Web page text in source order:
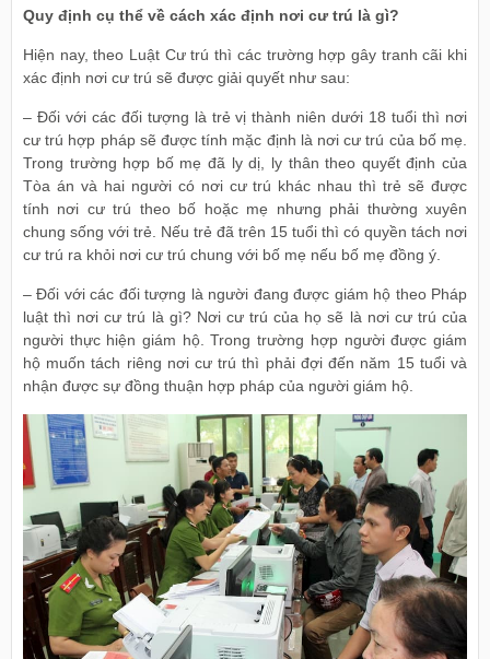
Quy định cụ thể về cách xác định nơi cư trú là gì?
Hiện nay, theo Luật Cư trú thì các trường hợp gây tranh cãi khi
xác định nơi cư trú sẽ được giải quyết như sau:
– Đối với các đối tượng là trẻ vị thành niên dưới 18 tuổi thì nơi
cư trú hợp pháp sẽ được tính mặc định là nơi cư trú của bố mẹ.
Trong trường hợp bố mẹ đã ly dị, ly thân theo quyết định của
Tòa án và hai người có nơi cư trú khác nhau thì trẻ sẽ được
tính nơi cư trú theo bố hoặc mẹ nhưng phải thường xuyên
chung sống với trẻ. Nếu trẻ đã trên 15 tuổi thì có quyền tách nơi
cư trú ra khỏi nơi cư trú chung với bố mẹ nếu bố mẹ đồng ý.
– Đối với các đối tượng là người đang được giám hộ theo Pháp
luật thì nơi cư trú là gì? Nơi cư trú của họ sẽ là nơi cư trú của
người thực hiện giám hộ. Trong trường hợp người được giám
hộ muốn tách riêng nơi cư trú thì phải đợi đến năm 15 tuổi và
nhận được sự đồng thuận hợp pháp của người giám hộ.